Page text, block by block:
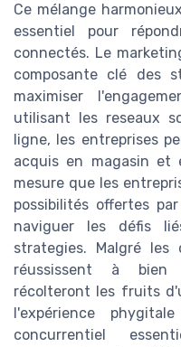
Ce mélange
essentiel pour
connectés. Le
composante clé des
maximiser
utilisant les reseaux
ligne, les entreprises
acquis en magasin et
mesure que les
possibilités offertes
naviguer les défis
strategies. Malgré les
réussissent à bien
récolteront les fruits
l'expérience
concurrentiel